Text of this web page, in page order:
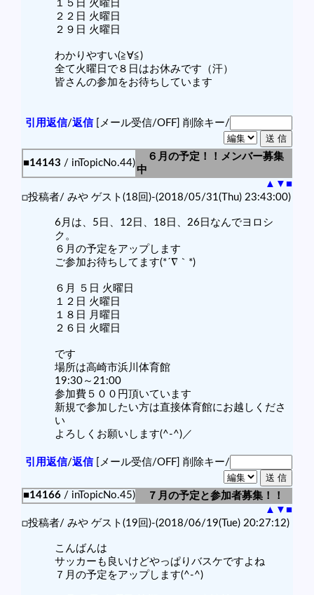
１５日 火曜日
２２日 火曜日
２９日 火曜日
わかりやすい(≧∀≦)
全て火曜日で８日はお休みです（汗）
皆さんの参加をお待ちしています
引用返信/返信[メール受信/OFF] 削除キー/
■14143 / inTopicNo.44)
６月の予定！！メンバー募集
中
▲ ▼ ■
□投稿者/ みや ゲスト(18回)-(2018/05/31(Thu) 23:43:00)
6月は、5日、12日、18日、26日なんでヨロシ
ク。
６月の予定をアップします
ご参加お待ちしてます(*´∇｀*)
６月 ５日 火曜日
１２日 火曜日
１８日 月曜日
２６日 火曜日
です
場所は高崎市浜川体育館
19:30～21:00
参加費５００円頂いています
新規で参加したい方は直接体育館にお越しくださ
い
よろしくお願いします(^-^)／
引用返信/返信[メール受信/OFF] 削除キー/
■14166 / inTopicNo.45)
７月の予定と参加者募集！！
▲ ▼ ■
□投稿者/ みや ゲスト(19回)-(2018/06/19(Tue) 20:27:12)
こんばんは
サッカーも良いけどやっぱりバスケですよね
７月の予定をアップします(^-^)